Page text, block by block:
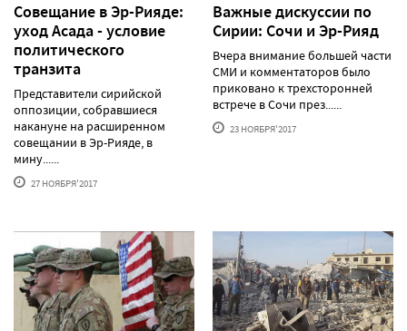
Совещание в Эр-Рияде:
уход Асада - условие
политического
транзита
Представители сирийской
оппозиции, собравшиеся
накануне на расширенном
совещании в Эр-Рияде, в
мину......
27 НОЯБРЯ'2017
Важные дискуссии по
Сирии: Сочи и Эр-Рияд
Вчера внимание большей части
СМИ и комментаторов было
приковано к трехсторонней
встрече в Сочи през......
23 НОЯБРЯ'2017